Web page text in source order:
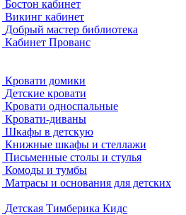
Бостон кабинет
Викинг кабинет
Добрый мастер библиотека
Кабинет Прованс
Кровати домики
Детские кровати
Кровати односпальные
Кровати-диваны
Шкафы в детскую
Книжные шкафы и стеллажи
Письменные столы и стулья
Комоды и тумбы
Матрасы и основания для детских
Детская Тимберика Кидс